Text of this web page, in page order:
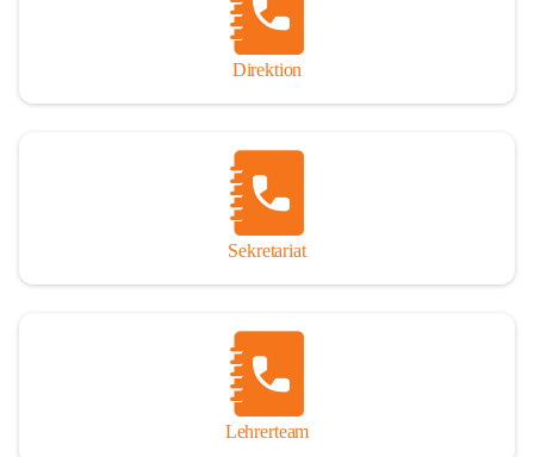
Direktion
Sekretariat
Lehrerteam